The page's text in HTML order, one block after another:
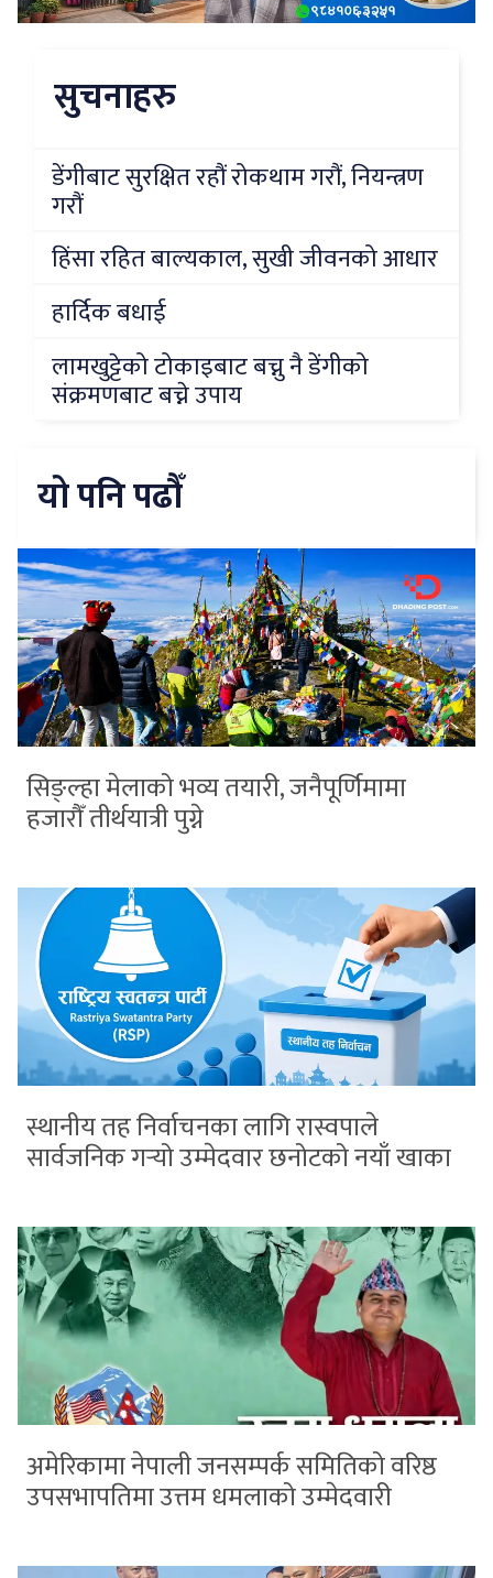
सुचनाहरु
डेंगीबाट सुरक्षित रहौं रोकथाम गरौं, नियन्त्रण
गरौं
हिंसा रहित बाल्यकाल, सुखी जीवनको आधार
हार्दिक बधाई
लामखुट्टेको टोकाइबाट बच्नु नै डेंगीको
संक्रमणबाट बच्ने उपाय
यो पनि पढौँ
सिङ्ल्हा मेलाको भव्य तयारी, जनैपूर्णिमामा
हजारौँ तीर्थयात्री पुग्ने
स्थानीय तह निर्वाचनका लागि रास्वपाले
सार्वजनिक गर्‍यो उम्मेदवार छनोटको नयाँ खाका
अमेरिकामा नेपाली जनसम्पर्क समितिको वरिष्ठ
उपसभापतिमा उत्तम धमलाको उम्मेदवारी